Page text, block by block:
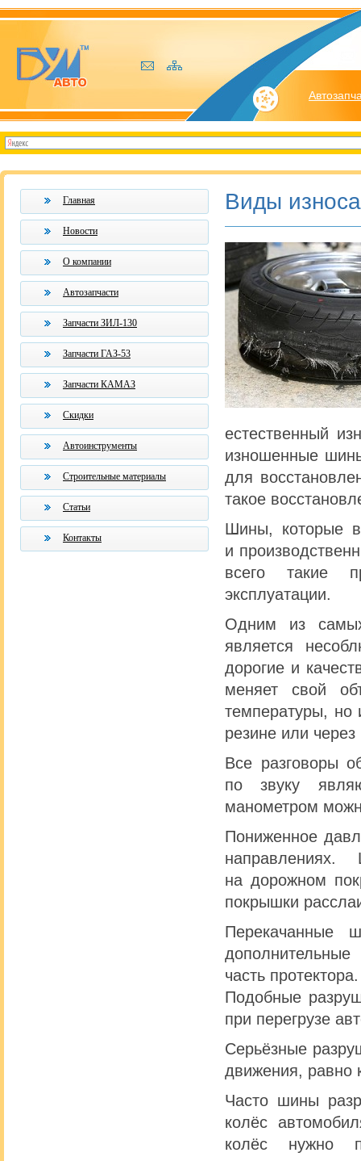
Главная
Новости
О компании
Автозапчасти
Запчасти ЗИЛ-130
Запчасти ГАЗ-53
Запчасти КАМАЗ
Скидки
Автоинструменты
Строительные материалы
Статьи
Контакты
Виды
естественный
изношенные
для
такое
Шины, которые
и
всего такие
эксплуатации.
Одним из
является
дорогие и
меняет свой
температуры, но
резине или
Все разговоры
по звуку
манометром
Пониженное
на дорожном
покрышки
Перекачанные
часть протектора.
Подобные
при перегрузе
Серьёзные
движения, равно
Часто шины
колёс
колёс нужно